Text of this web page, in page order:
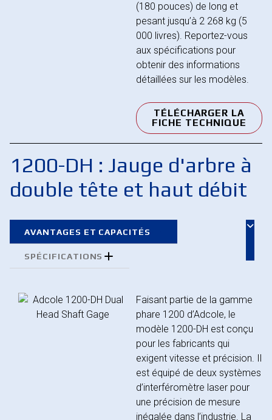
(180 pouces) de long et
pesant jusqu’à 2 268 kg (5
000 livres). Reportez-vous
aux spécifications pour
obtenir des informations
détaillées sur les modèles.
TÉLÉCHARGER LA
FICHE TECHNIQUE
1200-DH : Jauge d'arbre à
double tête et haut débit
AVANTAGES ET CAPACITÉS
SPÉCIFICATIONS
Faisant partie de la gamme
phare 1200 d’Adcole, le
modèle 1200-DH est conçu
pour les fabricants qui
exigent vitesse et précision. Il
est équipé de deux systèmes
d’interféromètre laser pour
une précision de mesure
inégalée dans l’industrie. La